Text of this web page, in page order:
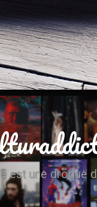
est une drogue